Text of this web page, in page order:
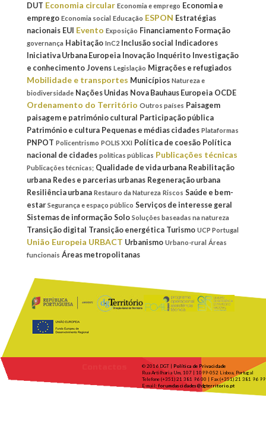
DUT Economia circular Economia e emprego Economia e
emprego Economia social Educação ESPON Estratégias
nacionais EUI Evento Exposição Financiamento Formação
governança Habitação InC2 Inclusão social Indicadores
Iniciativa Urbana Europeia Inovação Inquérito Investigação
e conhecimento Jovens Legislação Migrações e refugiados
Mobilidade e transportes Municípios Natureza e
biodiversidade Nações Unidas Nova Bauhaus Europeia OCDE
Ordenamento do Território Outros países Paisagem
paisagem e património cultural Participação pública
Património e cultura Pequenas e médias cidades Plataformas
PNPOT Policentrismo POLIS XXI Política de coesão Política
nacional de cidades políticas públicas Publicações técnicas
Publicações técnicas; Qualidade de vida urbana Reabilitação
urbana Redes e parcerias urbanas Regeneração urbana
Resiliência urbana Restauro da Natureza Riscos Saúde e bem-
estar Segurança e espaço público Serviços de interesse geral
Sistemas de informação Solo Soluções baseadas na natureza
Transição digital Transição energética Turismo UCP Portugal
União Europeia URBACT Urbanismo Urbano-rural Áreas
funcionais Áreas metropolitanas
© 2016 DGT | Política de Privacidade
Rua Artilharia Um, 107 | 1099-052 Lisboa, Portugal
Telefone (+351) 21 381 96 00 | Fax (+351) 21 381 96 99
E-mail: forumdascidades@dgterritorio.pt